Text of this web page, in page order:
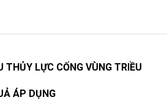
THỦY LỰC CỐNG VÙNG TRIỀU
ÁP DỤNG